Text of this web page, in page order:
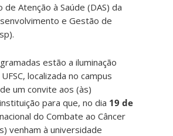
Atenção à Saúde (DAS) da
e Gestão de
estão a iluminação
localizada no campus
um convite aos (às)
para que, no dia 19 de
do Combate ao Câncer
venham à universidade